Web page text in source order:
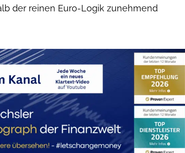
der reinen Euro-Logik zunehmend